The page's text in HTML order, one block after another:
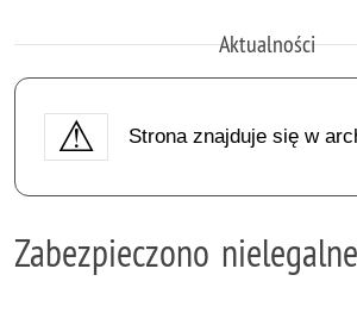
Aktualności
Strona znajduje się w
Zabezpieczono